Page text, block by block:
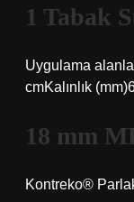
1 Tabak
Uygulama
cmKalınlık
18 mm
Kontreko®